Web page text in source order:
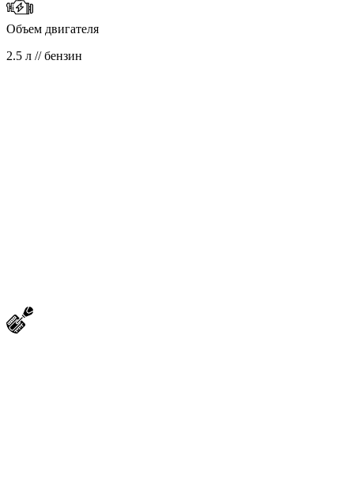
Объем двигателя
2.5 л // бензин